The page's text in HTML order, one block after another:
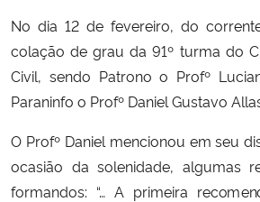
Ministério de Minas e Energia
Ministério da Ciência, Tecnologia, Inovações e
Ministério do Turismo
No dia 12 de fevereiro, do
colação de grau da 91º turma do
Civil, sendo Patrono o Profº
Paraninfo o Profº Daniel Gustavo
O Profº Daniel mencionou em seu
ocasião da solenidade, algumas
formandos: “… A primeira recomen